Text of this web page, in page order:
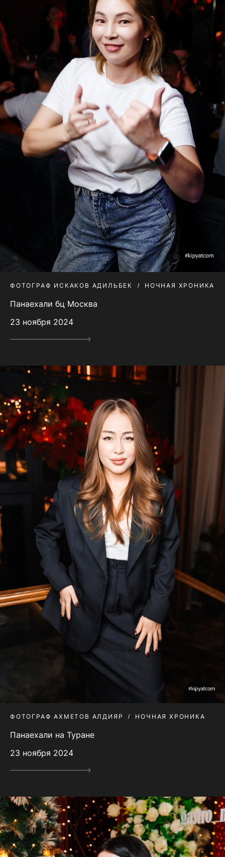
ФОТОГРАФ ИСКАКОВ АДИЛЬБЕК НОЧНАЯ ХРОНИКА
Панаехали бц Москва
23 ноября 2024
ФОТОГРАФ АХМЕТОВ АЛДИЯР НОЧНАЯ ХРОНИКА
Панаехали на Туране
23 ноября 2024